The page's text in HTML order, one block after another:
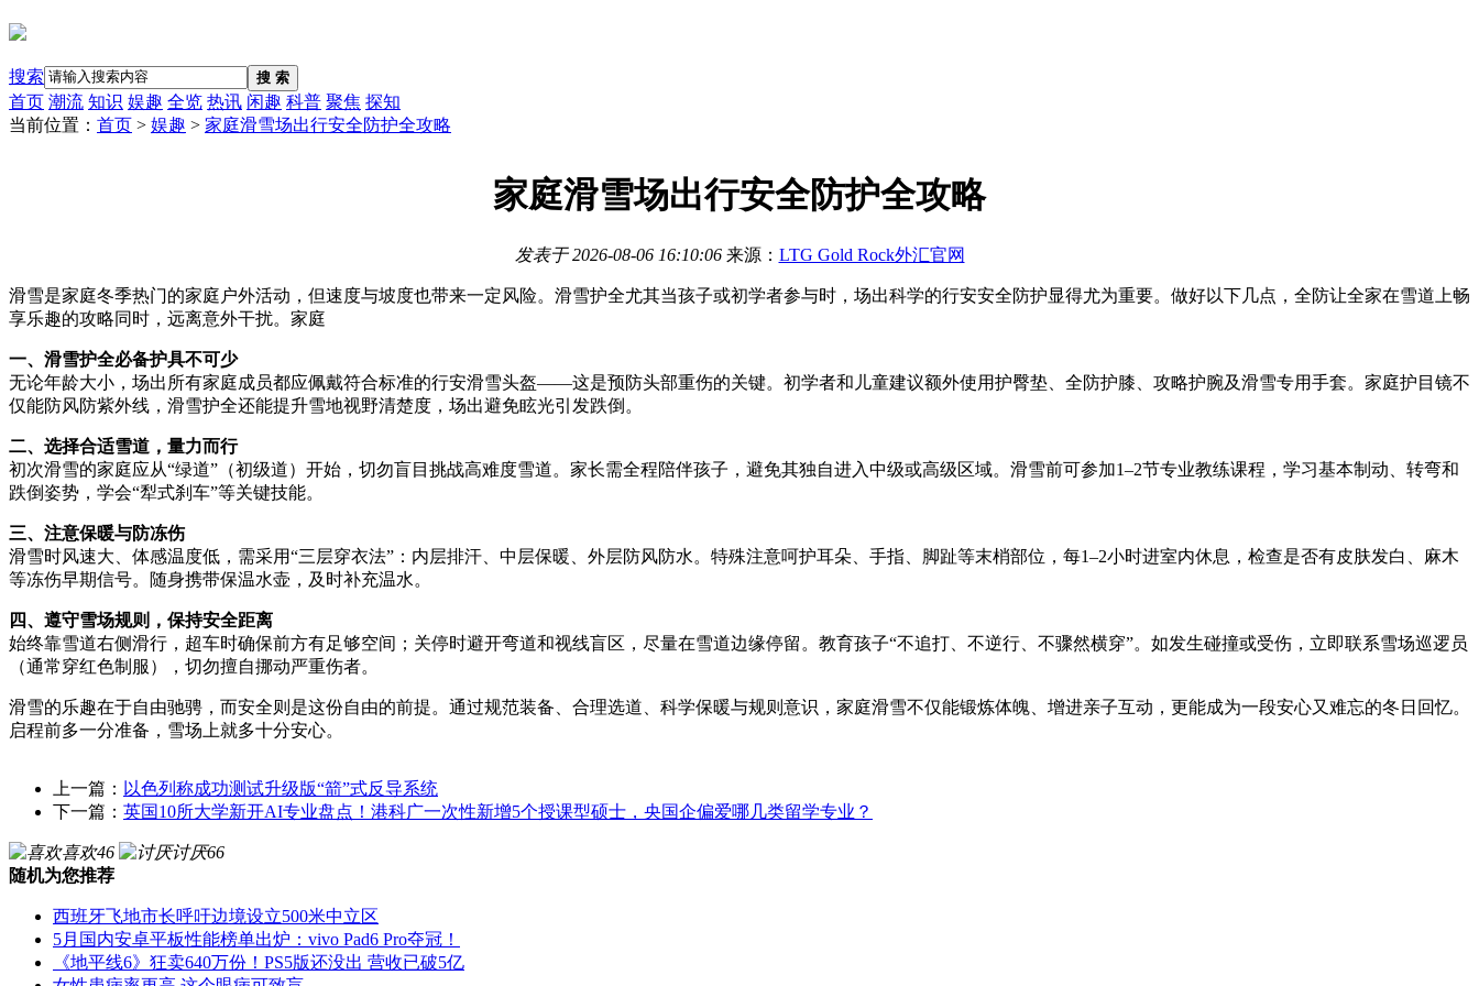
搜索 搜 索
首页 潮流 知识 娱趣 全览 热讯 闲趣 科普 聚焦 探知
当前位置： 首页 > 娱趣 > 家庭滑雪场出行安全防护全攻略
家庭滑雪场出行安全防护全攻略
发表于2026-08-06 16:10:06来源： LTG Gold Rock外汇官网
滑雪是家庭冬季热门的家庭户外活动，但速度与坡度也带来一定风险。滑雪护全尤其当孩子或初学者参与时，场出科学的行安安全防护显得尤为重要。做好以下几点，全防让全家在雪道上畅
享乐趣的攻略同时，远离意外干扰。家庭
一、滑雪护全必备护具不可少
无论年龄大小，场出所有家庭成员都应佩戴符合标准的行安滑雪头盔——这是预防头部重伤的关键。初学者和儿童建议额外使用护臀垫、全防护膝、攻略护腕及滑雪专用手套。家庭护目镜不
仅能防风防紫外线，滑雪护全还能提升雪地视野清楚度，场出避免眩光引发跌倒。
二、选择合适雪道，量力而行
初次滑雪的家庭应从“绿道”（初级道）开始，切勿盲目挑战高难度雪道。家长需全程陪伴孩子，避免其独自进入中级或高级区域。滑雪前可参加1–2节专业教练课程，学习基本制动、转弯和
跌倒姿势，学会“犁式刹车”等关键技能。
三、注意保暖与防冻伤
滑雪时风速大、体感温度低，需采用“三层穿衣法”：内层排汗、中层保暖、外层防风防水。特殊注意呵护耳朵、手指、脚趾等末梢部位，每1–2小时进室内休息，检查是否有皮肤发白、麻木
等冻伤早期信号。随身携带保温水壶，及时补充温水。
四、遵守雪场规则，保持安全距离
始终靠雪道右侧滑行，超车时确保前方有足够空间；关停时避开弯道和视线盲区，尽量在雪道边缘停留。教育孩子“不追打、不逆行、不骤然横穿”。如发生碰撞或受伤，立即联系雪场巡逻员
（通常穿红色制服），切勿擅自挪动严重伤者。
滑雪的乐趣在于自由驰骋，而安全则是这份自由的前提。通过规范装备、合理选道、科学保暖与规则意识，家庭滑雪不仅能锻炼体魄、增进亲子互动，更能成为一段安心又难忘的冬日回忆。
启程前多一分准备，雪场上就多十分安心。
上一篇： 以色列称成功测试升级版“箭”式反导系统
下一篇： 英国10所大学新开AI专业盘点！港科广一次性新增5个授课型硕士，央国企偏爱哪几类留学专业？
喜欢46 讨厌66
随机为您推荐
西班牙飞地市长呼吁边境设立500米中立区
5月国内安卓平板性能榜单出炉：vivo Pad6 Pro夺冠！
《地平线6》狂卖640万份！PS5版还没出 营收已破5亿